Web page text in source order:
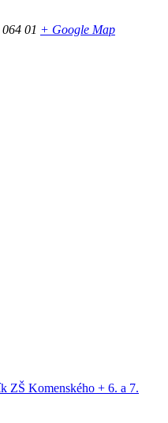
064 01 + Google Map